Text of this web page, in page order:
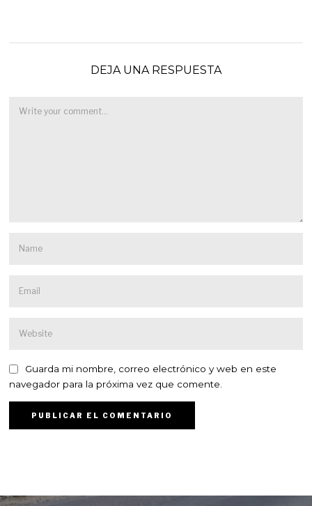
DEJA UNA RESPUESTA
Guarda mi nombre, correo electrónico y web en este
navegador para la próxima vez que comente.